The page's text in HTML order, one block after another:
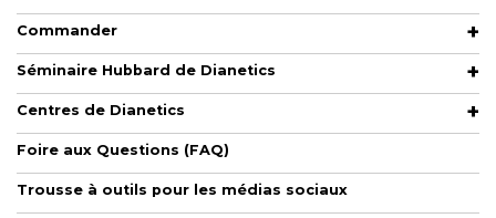
Commander
Séminaire Hubbard de Dianetics
Centres de Dianetics
Foire aux Questions (FAQ)
Trousse à outils pour les médias sociaux